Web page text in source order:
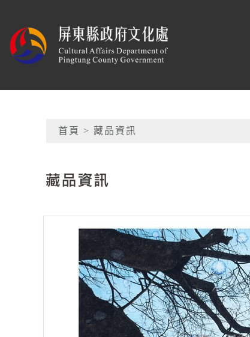
屏東縣政府文化處
網頁導覽
首頁 > 藏品資訊